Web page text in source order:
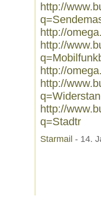
http://
http://
http://
http://
http://
http://
q=Stadtr
Starmail - 14.